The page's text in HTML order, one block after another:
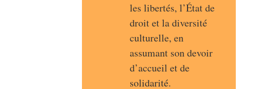
les libertés, l’État de
droit et la diversité
culturelle, en
assumant son devoir
d’accueil et de
solidarité.